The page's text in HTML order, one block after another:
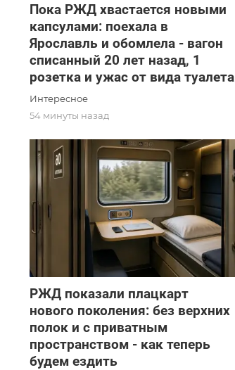
Пока РЖД хвастается новыми
капсулами: поехала в
Ярославль и обомлела - вагон
списанный 20 лет назад, 1
розетка и ужас от вида туалета
Интересное
54 минуты назад
РЖД показали плацкарт
нового поколения: без верхних
полок и с приватным
пространством - как теперь
будем ездить